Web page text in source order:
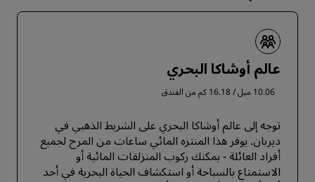
عالم أوشاكا البحري
10.06 ميل / 16.18 كم من الفندق
توجه إلى عالم أوشاكا البحري على الشريط الذهبي في
ديربان. يوفر هذا المنتزه المائي ساعات من المرح لجميع
أفراد العائلة - يمكنك ركوب المنزلقات المائية أو
الاستمتاع بالسباحة أو استكشاف الحياة البحرية في أحد